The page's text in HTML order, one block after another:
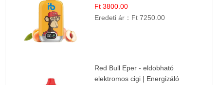
Friss Gyümölcs Íz
Ft 3800.00
Eredeti ár： Ft 7250.00
Red Bull Eper - eldobható
elektromos cigi | Energizáló